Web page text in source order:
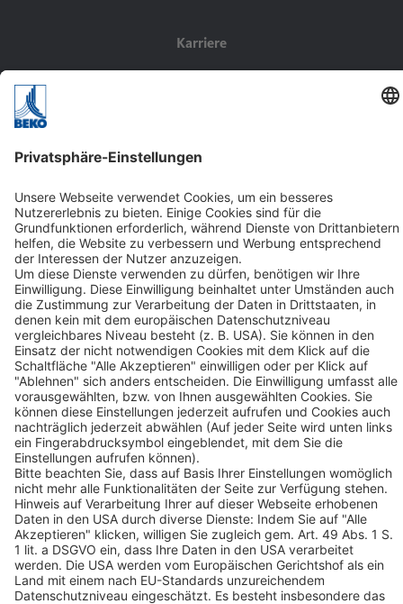
Karriere
BEKO TECHNOLOGIES GMBH
Im Taubental 7
D-41468 Neuss
Kontakt
Folgen Sie uns:
kununu Top Company 2024